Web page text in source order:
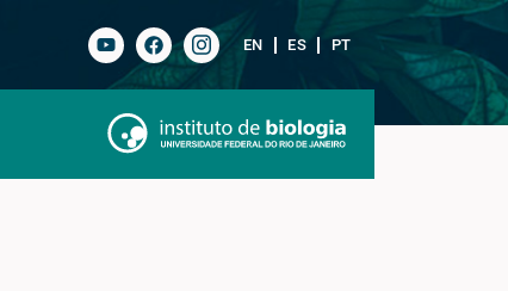
EN ES PT